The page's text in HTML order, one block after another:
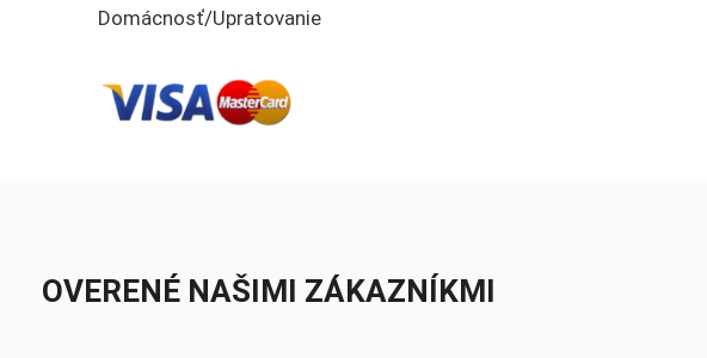
Domácnosť/Upratovanie
OVERENÉ NAŠIMI ZÁKAZNÍKMI